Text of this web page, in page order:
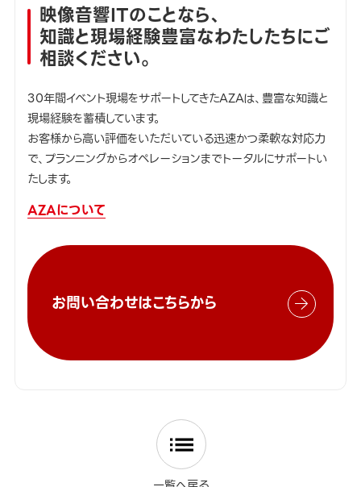
映像音響ITのことなら、
知識と現場経験豊富なわたしたちにご
相談ください。
30年間イベント現場をサポートしてきたAZAは、豊富な知識と
現場経験を蓄積しています。
お客様から高い評価をいただいている迅速かつ柔軟な対応力
で、プランニングからオペレーションまでトータルにサポートい
たします。
AZAについて
お問い合わせはこちらから